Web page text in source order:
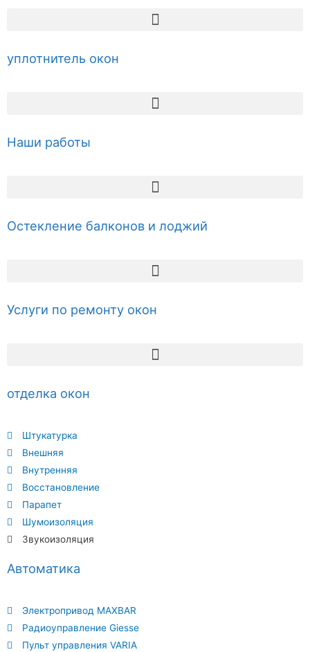
уплотнитель окон
Наши работы
Остекление балконов и лоджий
Услуги по ремонту окон
Автоматика
Электропривод MAXBAR
Радиоуправление Giesse
Пульт управления VARIA
отделка окон
Штукатурка
Внешняя
Внутренняя
Восстановление
Парапет
Шумоизоляция
Звукоизоляция